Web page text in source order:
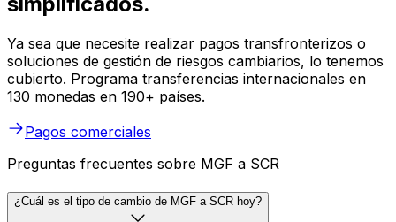
Ya sea que necesite realizar pagos transfronterizos o
soluciones de gestión de riesgos cambiarios, lo tenemos
cubierto. Programa transferencias internacionales en
130 monedas en 190+ países.
Pagos comerciales
Preguntas frecuentes sobre MGF a SCR
¿Cuál es el tipo de cambio de MGF a SCR hoy?